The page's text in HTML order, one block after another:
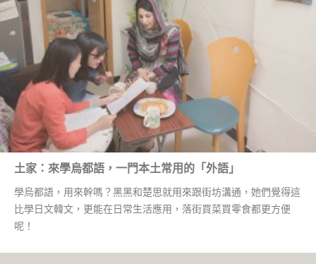
土家：來學烏都語，一門本土常用的「外語」
學烏都語，用來幹嗎？黑黑和楚思就用來跟街坊溝通，她們覺得這
比學日文韓文，更能在日常生活應用，落街買菜買零食都更方便
呢！